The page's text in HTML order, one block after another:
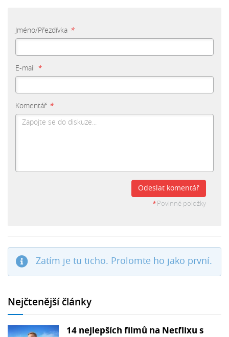
Jméno/Přezdívka *
E-mail *
Komentář *
Odeslat komentář
*Povinné položky
Zatím je tu ticho. Prolomte ho jako první.
Nejčtenější články
14 nejlepších filmů na Netflixu s